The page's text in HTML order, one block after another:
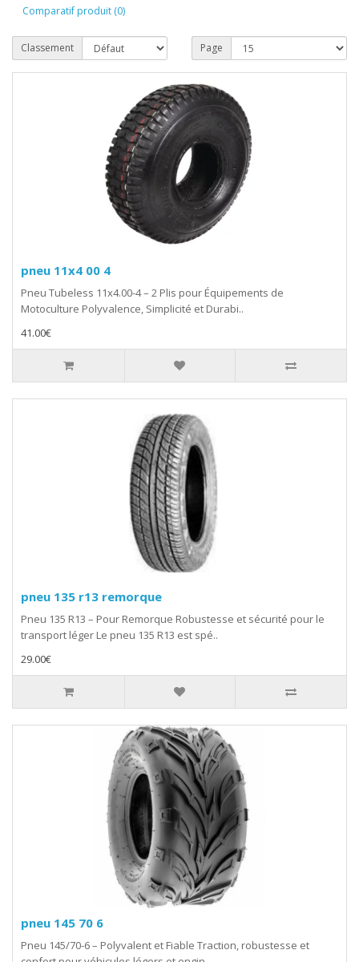
Comparatif produit (0)
Classement Page
pneu 11x4 00 4
Pneu Tubeless 11x4.00-4 – 2 Plis pour Équipements de
Motoculture Polyvalence, Simplicité et Durabi..
41.00€
pneu 135 r13 remorque
Pneu 135 R13 – Pour Remorque Robustesse et sécurité pour le
transport léger Le pneu 135 R13 est spé..
29.00€
pneu 145 70 6
Pneu 145/70-6 – Polyvalent et Fiable Traction, robustesse et